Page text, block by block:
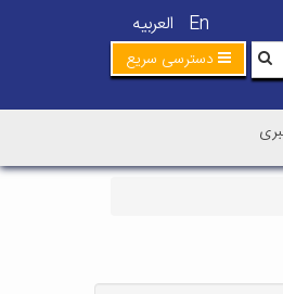
En العربیه
دسترسی سریع